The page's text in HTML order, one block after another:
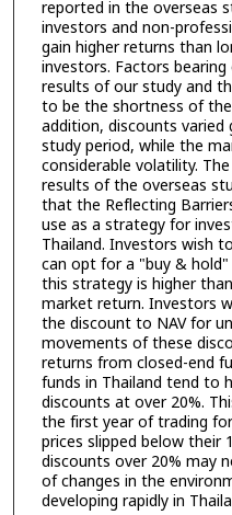
reported in the overseas
investors and non-
gain higher returns than
investors. Factors
results of our study and
to be the shortness of
addition, discounts
study period, while the
considerable volatility.
results of the overseas
that the Reflecting
use as a strategy for
Thailand. Investors wish
can opt for a "buy &
this strategy is higher
market return. Investors
the discount to NAV for
movements of these
returns from closed-end
funds in Thailand tend to
discounts at over 20%.
the first year of trading
prices slipped below their
discounts over 20% may
of changes in the
developing rapidly in